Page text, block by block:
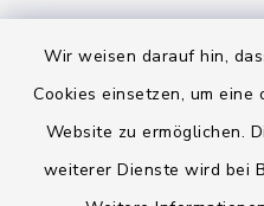
Wir weisen darauf hin,
Cookies einsetzen, um
Website zu ermöglichen.
weiterer Dienste wird bei